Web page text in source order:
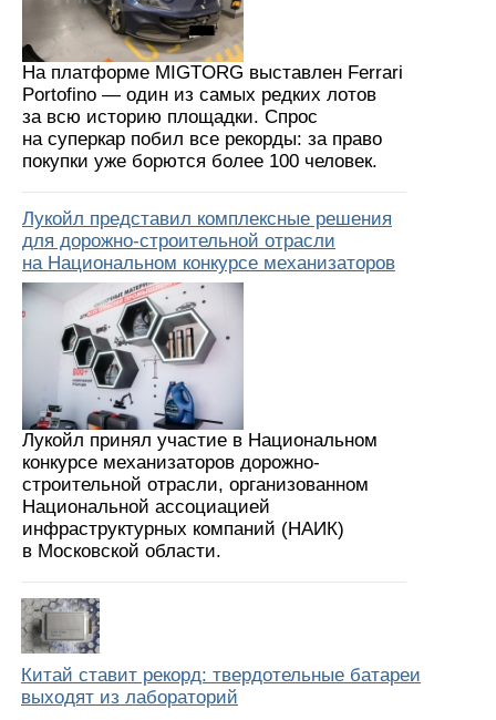
На платформе MIGTORG выставлен Ferrari
Portofino — один из самых редких лотов
за всю историю площадки. Спрос
на суперкар побил все рекорды: за право
покупки уже борются более 100 человек.
Лукойл представил комплексные решения
для дорожно-строительной отрасли
на Национальном конкурсе механизаторов
Лукойл принял участие в Национальном
конкурсе механизаторов дорожно-
строительной отрасли, организованном
Национальной ассоциацией
инфраструктурных компаний (НАИК)
в Московской области.
Китай ставит рекорд: твердотельные батареи
выходят из лабораторий